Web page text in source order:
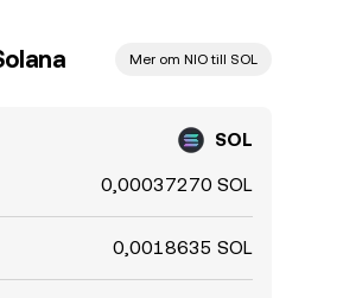
Mer om NIO till SOL
SOL
0,00037270 SOL
0,0018635 SOL